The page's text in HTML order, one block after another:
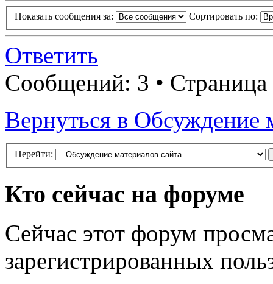
Показать сообщения за: Сортировать по:
Ответить
Сообщений: 3 • Страница
Вернуться в Обсуждение
Перейти:
Кто сейчас на форуме
Сейчас этот форум
зарегистрированных